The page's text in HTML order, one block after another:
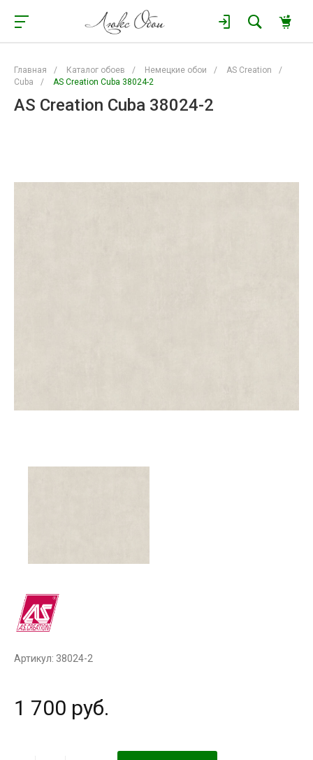
Главная / Каталог обоев / Немецкие обои / AS Creation
/
Cuba
/ AS Creation Cuba 38024-2
AS Creation Cuba 38024-2
Артикул: 38024-2
1 700 руб.